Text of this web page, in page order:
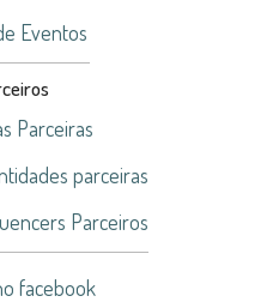
Eventos
Parceiras
parceiras
Parceiros
facebook